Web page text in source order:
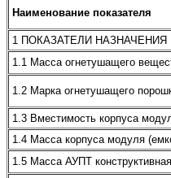
Наименование показателя
1 ПОКАЗАТЕЛИ НАЗНАЧЕНИЯ
1.1 Масса огнетушащего
1.2 Марка огнетушащего
1.3 Вместимость корпуса
1.4 Масса корпуса модуля
1.5 Масса АУПТ